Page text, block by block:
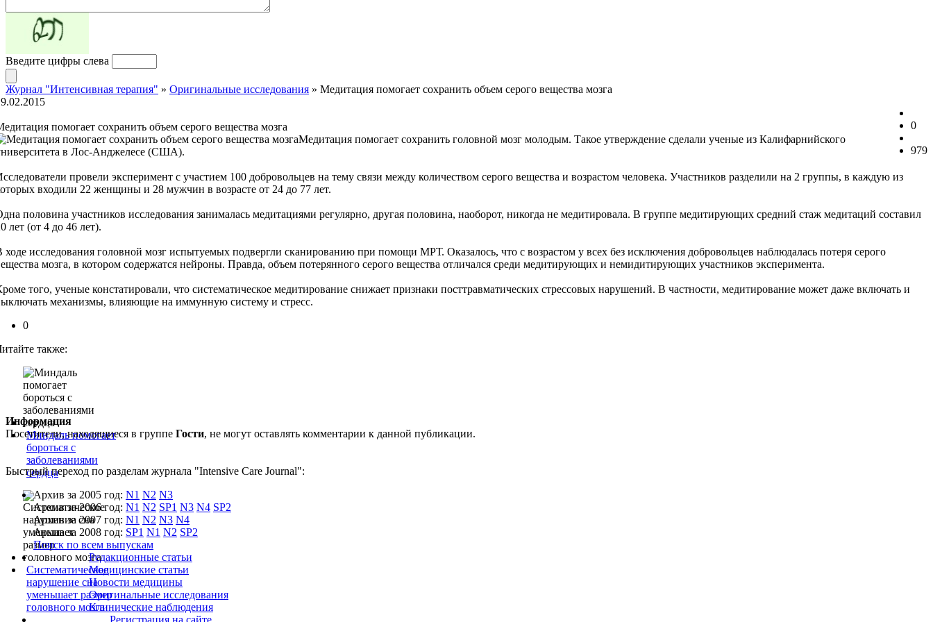
Введите цифры слева
Журнал "Интенсивная терапия" » Оригинальные исследования » Медитация помогает сохранить объем серого вещества мозга
0
979
помогает сохранить объем серого вещества мозга
Медитация помогает сохранить головной мозг молодым. Такое утверждение сделали ученые из Калифарнийского
в Лос-Анджелесе (США).
провели эксперимент с участием 100 добровольцев на тему связи между количеством серого вещества и возрастом человека. Участников разделили на 2 группы, в каждую из
входили 22 женщины и 28 мужчин в возрасте от 24 до 77 лет.
половина участников исследования занималась медитациями регулярно, другая половина, наоборот, никогда не медитировала. В группе медитирующих средний стаж медитаций составил
лет (от 4 до 46 лет).
ходе исследования головной мозг испытуемых подвергли сканированию при помощи МРТ. Оказалось, что с возрастом у всех без исключения добровольцев наблюдалась потеря серого
мозга, в котором содержатся нейроны. Правда, объем потерянного серого вещества отличался среди медитирующих и немидитирующих участников эксперимента.
того, ученые констатировали, что систематическое медитирование снижает признаки посттравматических стрессовых нарушений. В частности, медитирование может даже включать и
механизмы, влияющие на иммунную систему и стресс.
0
также:
Миндаль помогает
бороться с
заболеваниями
сердца
Систематическое
нарушение сна
уменьшает размер
головного мозга
Информация
Посетители, находящиеся в группе Гости, не могут оставлять комментарии к данной публикации.
Быстрый переход по разделам журнала "Intensive Care Journal":
Архив за 2005 год: N1 N2 N3
Архив за 2006 год: N1 N2 SP1 N3 N4 SP2
Архив за 2007 год: N1 N2 N3 N4
Архив за 2008 год: SP1 N1 N2 SP2
Поиск по всем выпускам
Редакционные статьи
Медицинские статьи
Новости медицины
Оригинальные исследования
Клинические наблюдения
Регистрация на сайте